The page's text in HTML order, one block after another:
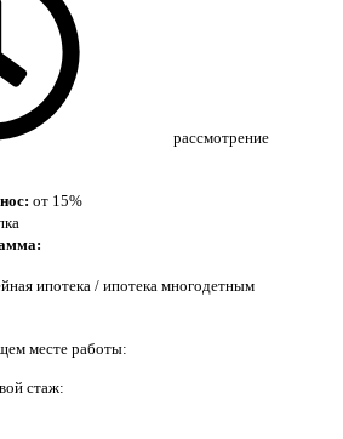
рассмотрение
от 15%
ипотека / ипотека многодетным
месте работы:
стаж: